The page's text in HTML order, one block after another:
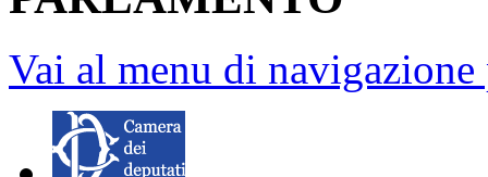
Fine contenuto